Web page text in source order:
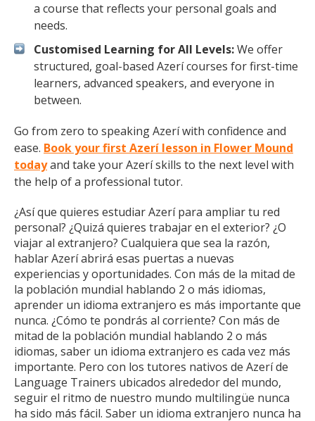
a course that reflects your personal goals and
needs.
Customised Learning for All Levels:We offer
structured, goal-based Azerí courses for first-time
learners, advanced speakers, and everyone in
between.
Go from zero to speaking Azerí with confidence and
ease. Book your first Azerí lesson in Flower Mound
todayand take your Azerí skills to the next level with
the help of a professional tutor.
¿Así que quieres estudiar Azerí para ampliar tu red
personal? ¿Quizá quieres trabajar en el exterior? ¿O
viajar al extranjero? Cualquiera que sea la razón,
hablar Azerí abrirá esas puertas a nuevas
experiencias y oportunidades. Con más de la mitad de
la población mundial hablando 2 o más idiomas,
aprender un idioma extranjero es más importante que
nunca. ¿Cómo te pondrás al corriente? Con más de
mitad de la población mundial hablando 2 o más
idiomas, saber un idioma extranjero es cada vez más
importante. Pero con los tutores nativos de Azerí de
Language Trainers ubicados alrededor del mundo,
seguir el ritmo de nuestro mundo multilingüe nunca
ha sido más fácil. Saber un idioma extranjero nunca ha